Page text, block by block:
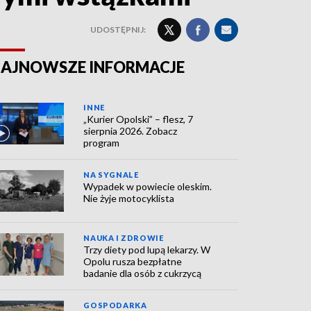
UDOSTĘPNIJ:
INFORMACJE
INNE
„Kurier Opolski” – flesz, 7
sierpnia 2026. Zobacz
program
NA SYGNALE
Wypadek w powiecie oleskim.
Nie żyje motocyklista
NAUKA I ZDROWIE
Trzy diety pod lupą lekarzy. W
Opolu rusza bezpłatne
badanie dla osób z cukrzycą
GOSPODARKA